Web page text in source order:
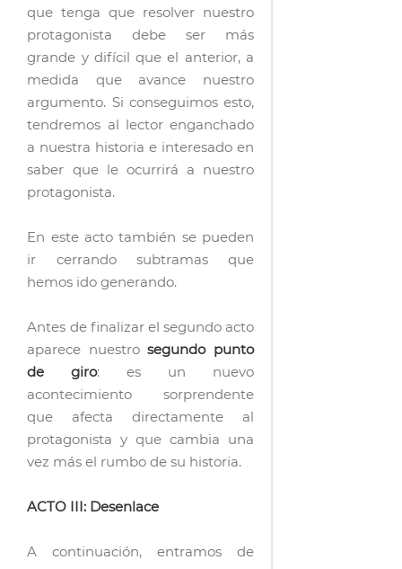
que tenga que resolver nuestro
protagonista debe ser más
grande y difícil que el anterior, a
medida que avance nuestro
argumento. Si conseguimos esto,
tendremos al lector enganchado
a nuestra historia e interesado en
saber que le ocurrirá a nuestro
protagonista.
En este acto también se pueden
ir cerrando subtramas que
hemos ido generando.
Antes de finalizar el segundo acto
aparece nuestrosegundo punto
de giro: es un nuevo
acontecimiento sorprendente
que afecta directamente al
protagonista y que cambia una
vez más el rumbo de su historia.
ACTO III: Desenlace
A continuación, entramos de